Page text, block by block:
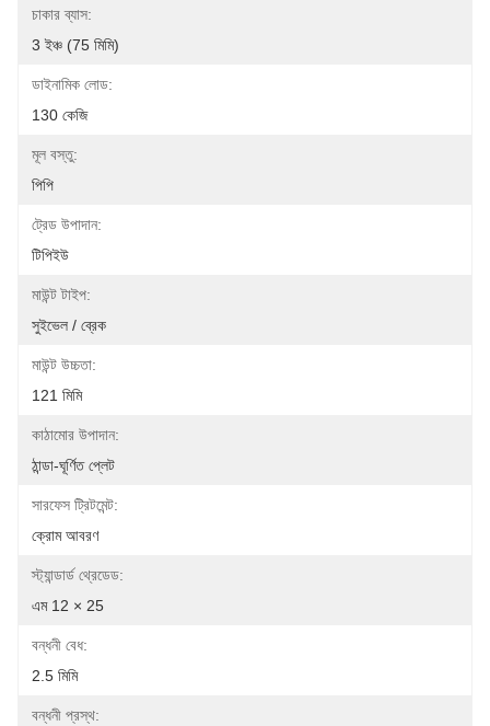
চাকার ব্যাস:
3 ইঞ্চ (75 মিমি)
ডাইনামিক লোড:
130 কেজি
মূল বস্তু:
পিপি
ট্রেড উপাদান:
টিপিইউ
মাউন্ট টাইপ:
সুইভেল / ব্রেক
মাউন্ট উচ্চতা:
121 মিমি
কাঠামোর উপাদান:
ঠান্ডা-ঘূর্ণিত প্লেট
সারফেস ট্রিটমেন্ট:
ক্রোম আবরণ
স্ট্যান্ডার্ড থ্রেডেড:
এম 12 × 25
বন্ধনী বেধ:
2.5 মিমি
বন্ধনী প্রস্থ: